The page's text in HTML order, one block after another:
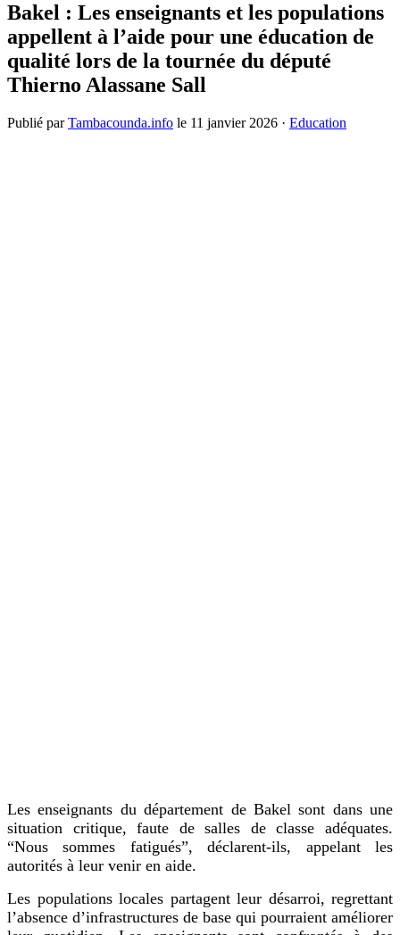
Bakel : Les enseignants et les populations
appellent à l’aide pour une éducation de
qualité lors de la tournée du député
Thierno Alassane Sall
Publié parTambacounda.info le 11 janvier 2026 · Education
Les enseignants du département de Bakel sont dans une
situation critique, faute de salles de classe adéquates.
“Nous sommes fatigués”, déclarent-ils, appelant les
autorités à leur venir en aide.
Les populations locales partagent leur désarroi, regrettant
l’absence d’infrastructures de base qui pourraient améliorer